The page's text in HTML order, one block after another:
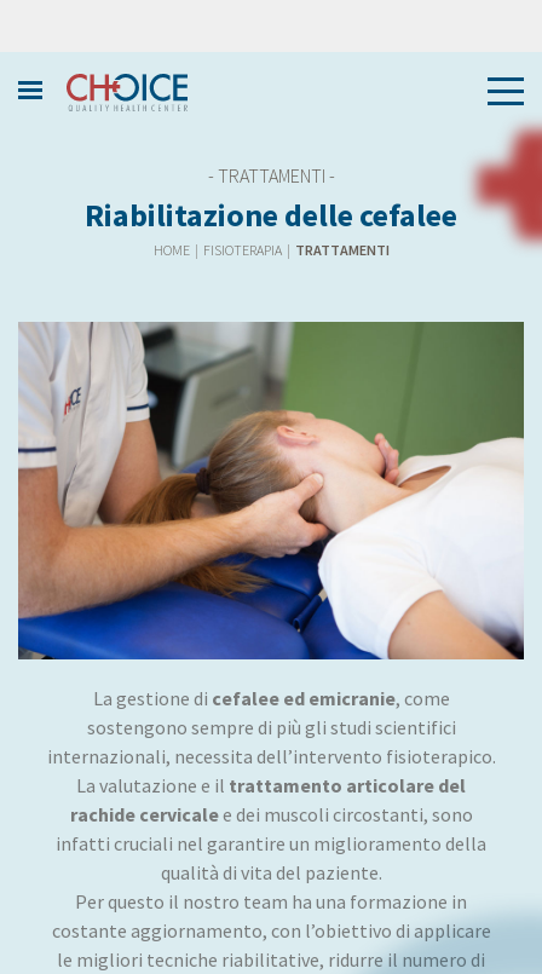
- TRATTAMENTI -
Riabilitazione delle cefalee
HOME | FISIOTERAPIA | TRATTAMENTI
La gestione di cefalee ed emicranie, come
sostengono sempre di più gli studi scientifici
internazionali, necessita dell’intervento fisioterapico.
La valutazione e il trattamento articolare del
rachide cervicalee dei muscoli circostanti, sono
infatti cruciali nel garantire un miglioramento della
qualità di vita del paziente.
Per questo il nostro team ha una formazione in
costante aggiornamento, con l’obiettivo di applicare
le migliori tecniche riabilitative, ridurre il numero di